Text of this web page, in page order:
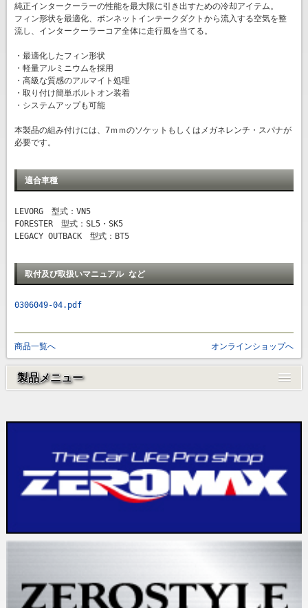
製品メニュー
純正インタークーラーの性能を最大限に引き出すための冷却アイテム。
フィン形状を最適化、ボンネットインテークダクトから流入する空気を整
流し、インタークーラーコア全体に走行風を当てる。
・最適化したフィン形状
・軽量アルミニウムを採用
・高級な質感のアルマイト処理
・取り付け簡単ボルトオン装着
・システムアップも可能
本製品の組み付けには、7ｍｍのソケットもしくはメガネレンチ・スパナが
必要です。
適合車種
LEVORG 型式：VN5
FORESTER 型式：SL5・SK5
LEGACY OUTBACK 型式：BT5
取付及び取扱いマニュアル など
0306049-04.pdf
商品一覧へ オンラインショップへ